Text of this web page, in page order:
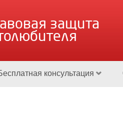
защита
консультация